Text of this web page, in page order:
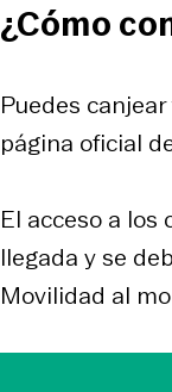
¿Cómo
Puedes
página oficial
El acceso a
llegada y se
Movilidad al